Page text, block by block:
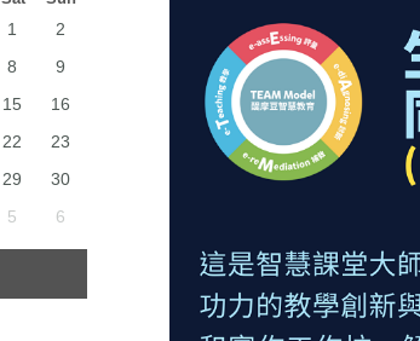
1
2
8
9
15
16
22
23
29
30
5 6